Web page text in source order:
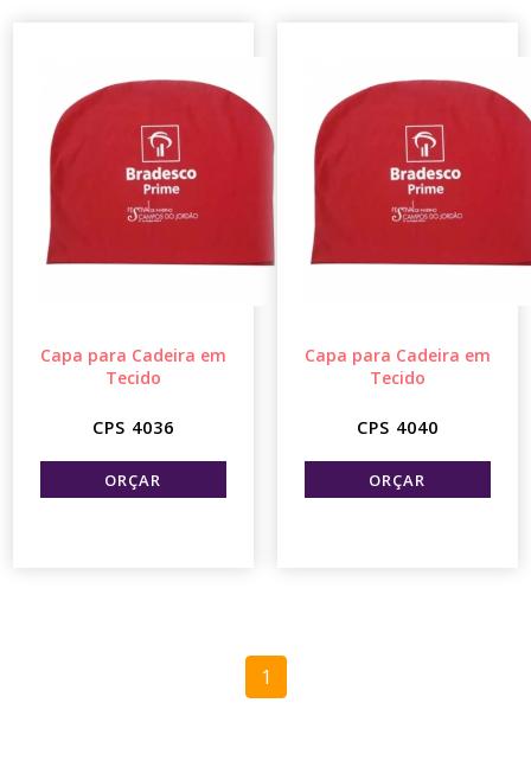
Capa para Cadeira em
Tecido
CPS 4036
Capa para Cadeira em
Tecido
CPS 4040
1